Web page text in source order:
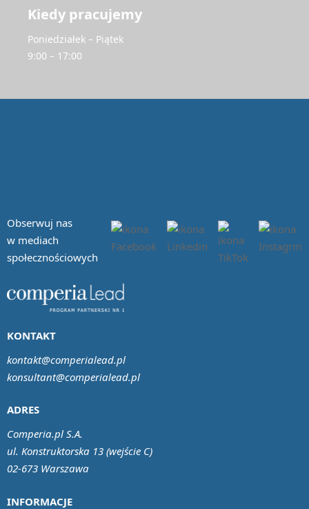
Kiedy pracujemy
Poniedziałek – Piątek
9:00 – 17:00
Obserwuj nas
w mediach
społecznościowych
INFORMACJE
ADRES
Comperia.pl S.A.
ul. Konstruktorska 13 (wejście C)
02-673 Warszawa
KONTAKT
kontakt@comperialead.pl
konsultant@comperialead.pl